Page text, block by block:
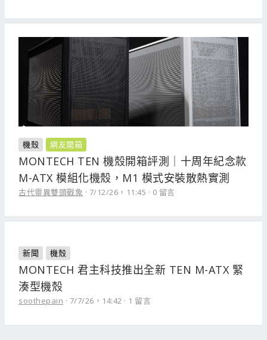
機殼 網友開箱
MONTECH TEN 機殼開箱評測｜十周年紀念款
M-ATX 模組化機殼，M1 模式安裝散熱實測
古代靈異雙頭戰象 7/12/26，11:45 0 留言
新聞 機殼
MONTECH 君主科技推出全新 TEN M-ATX 緊
湊型機殼
soothepain 7/7/26，14:42 1 留言